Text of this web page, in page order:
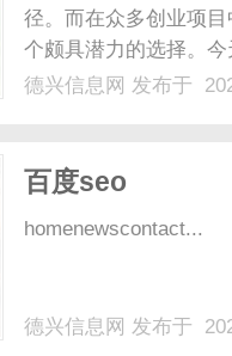
径。而在众多创业项
个颇具潜力的选择。
副业新路径，而繁灯
德兴信息网 发布于
百度seo
homenewscontact...
德兴信息网 发布于